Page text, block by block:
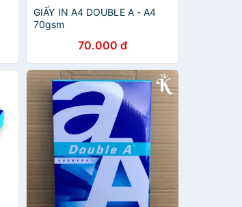
GIẤY IN A4 DOUBLE A - A4
70gsm
70.000 đ